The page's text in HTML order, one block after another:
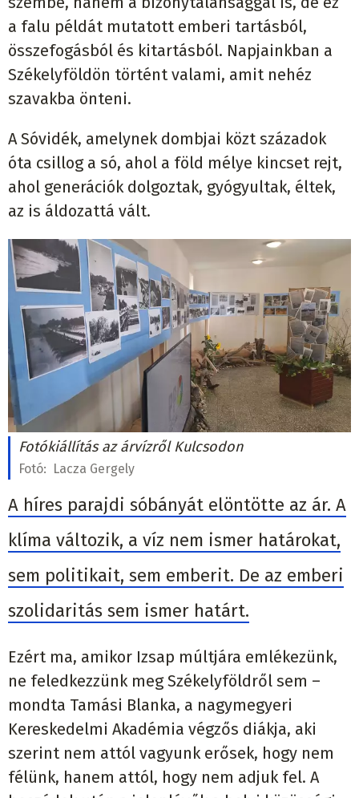
a falu példát mutatott emberi tartásból,
összefogásból és kitartásból. Napjainkban a
Székelyföldön történt valami, amit nehéz
szavakba önteni.
A Sóvidék, amelynek dombjai közt századok
óta csillog a só, ahol a föld mélye kincset rejt,
ahol generációk dolgoztak, gyógyultak, éltek,
az is áldozattá vált.
Fotókiállítás az árvízről Kulcsodon
Fotó: Lacza Gergely
A híres parajdi sóbányát elöntötte az ár. A
klíma változik, a víz nem ismer határokat,
sem politikait, sem emberit. De az emberi
szolidaritás sem ismer határt.
Ezért ma, amikor Izsap múltjára emlékezünk,
ne feledkezzünk meg Székelyföldről sem –
mondta Tamási Blanka, a nagymegyeri
Kereskedelmi Akadémia végzős diákja, aki
szerint nem attól vagyunk erősek, hogy nem
félünk, hanem attól, hogy nem adjuk fel. A